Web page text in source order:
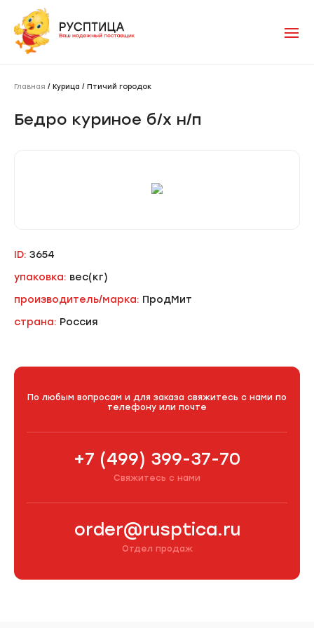
Главная / Курица / Птичий городок
Бедро куриное б/х н/п
ID: 3654
упаковка: вес(кг)
производитель/марка: ПродМит
страна: Россия
По любым вопросам и для заказа свяжитесь с нами по
телефону или почте
+7 (499) 399-37-70
Свяжитесь с нами
order@rusptica.ru
Отдел продаж